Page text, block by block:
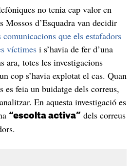
no tenia cap valor en
Mossos d’Esquadra van decidir
comunicacions que els estafadors
víctimesi s’havia de fer d’una
ara, totes les investigacions
cop s’havia explotat el cas. Quan
es feia un buidatge dels correus,
En aquesta investigació es
“escolta activa”dels correus